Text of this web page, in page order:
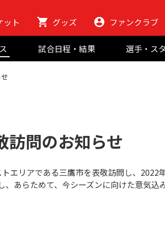
ット グッズ ファンクラブ
試合日程・結果
選手・ス
訪問のお知らせ
エリアである三鷹市を表敬訪問し、2022
あらためて、今シーズンに向けた意気